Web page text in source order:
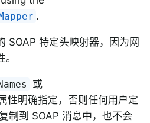
.
SOAP 特定头映射器，因为网
或
性明确指定，否则任何用户定
制到 SOAP 消息中，也不会